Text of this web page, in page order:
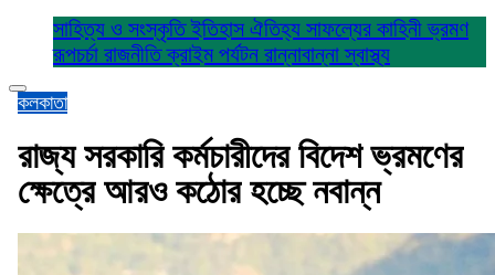
সাহিত্য ও সংস্কৃতিইতিহাস ঐতিহ্য সাফল্যের কাহিনীভ্রমণ
রূপচর্চা রাজনীতিক্রাইম পর্যটন রান্নাবান্নাস্বাস্থ্য
কলকাতা
রাজ্য সরকারি কর্মচারীদের বিদেশ ভ্রমণের
ক্ষেত্রে আরও কঠোর হচ্ছে নবান্ন